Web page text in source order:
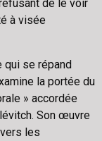
de le voir
à visée
qui se répand
la portée du
» accordée
Son œuvre
les